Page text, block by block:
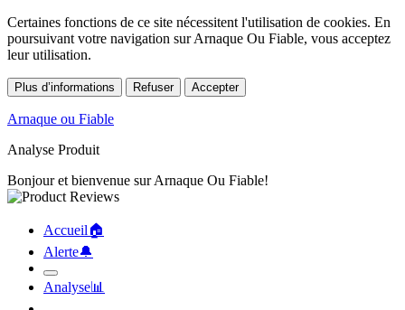
Certaines fonctions de ce site nécessitent l'utilisation de cookies. En
poursuivant votre navigation sur Arnaque Ou Fiable, vous acceptez
leur utilisation.
Plus d’informations Refuser Accepter
Arnaque ou Fiable
Analyse Produit
Bonjour et bienvenue sur Arnaque Ou Fiable!
Accueil🏠︎
Alerte🔔︎
Analyse📊︎